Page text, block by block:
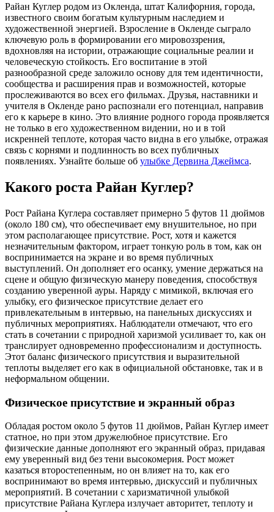
Райан Куглер родом из Окленда, штат Калифорния, города,
известного своим богатым культурным наследием и
художественной энергией. Взросление в Окленде сыграло
ключевую роль в формировании его мировоззрения,
вдохновляя на истории, отражающие социальные реалии и
человеческую стойкость. Его воспитание в этой
разнообразной среде заложило основу для тем идентичности,
сообщества и расширения прав и возможностей, которые
прослеживаются во всех его фильмах. Друзья, наставники и
учителя в Окленде рано распознали его потенциал, направив
его к карьере в кино. Это влияние родного города проявляется
не только в его художественном видении, но и в той
искренней теплоте, которая часто видна в его улыбке, отражая
связь с корнями и подлинность во всех публичных
появлениях. Узнайте больше об улыбке Дервина Джеймса.
Какого роста Райан Куглер?
Рост Райана Куглера составляет примерно 5 футов 11 дюймов
(около 180 см), что обеспечивает ему внушительное, но при
этом располагающее присутствие. Рост, хотя и кажется
незначительным фактором, играет тонкую роль в том, как он
воспринимается на экране и во время публичных
выступлений. Он дополняет его осанку, умение держаться на
сцене и общую физическую манеру поведения, способствуя
созданию уверенной ауры. Наряду с мимикой, включая его
улыбку, его физическое присутствие делает его
привлекательным в интервью, на панельных дискуссиях и
публичных мероприятиях. Наблюдатели отмечают, что его
стать в сочетании с природной харизмой усиливает то, как он
транслирует одновременно профессионализм и доступность.
Этот баланс физического присутствия и выразительной
теплоты выделяет его как в официальной обстановке, так и в
неформальном общении.
Физическое присутствие и экранный образ
Обладая ростом около 5 футов 11 дюймов, Райан Куглер имеет
статное, но при этом дружелюбное присутствие. Его
физические данные дополняют его экранный образ, придавая
ему уверенный вид без тени высокомерия. Рост может
казаться второстепенным, но он влияет на то, как его
воспринимают во время интервью, дискуссий и публичных
мероприятий. В сочетании с харизматичной улыбкой
присутствие Райана Куглера излучает авторитет, теплоту и